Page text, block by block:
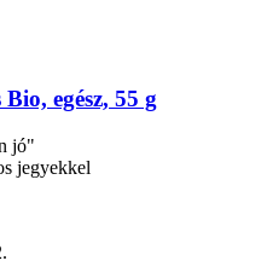
egész, 55 g
jó"
jegyekkel